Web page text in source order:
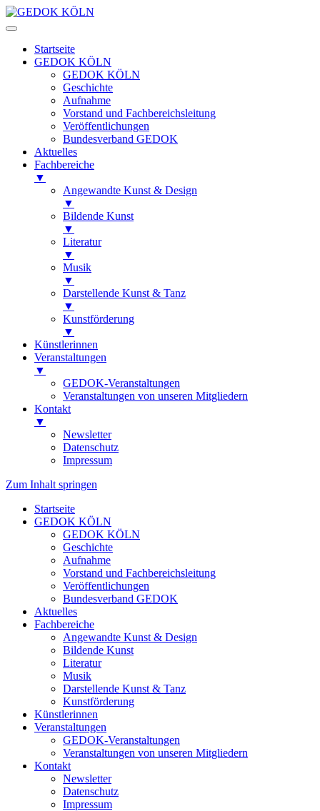
Startseite
GEDOK KÖLN
GEDOK KÖLN
Geschichte
Aufnahme
Vorstand und Fachbereichsleitung
Veröffentlichungen
Bundesverband GEDOK
Aktuelles
Fachbereiche
▼
Angewandte Kunst & Design
▼
Bildende Kunst
▼
Literatur
▼
Musik
▼
Darstellende Kunst & Tanz
▼
Kunstförderung
▼
Künstlerinnen
Veranstaltungen
▼
GEDOK-Veranstaltungen
Veranstaltungen von unseren Mitgliedern
Kontakt
▼
Newsletter
Datenschutz
Impressum
Zum Inhalt springen
Startseite
GEDOK KÖLN
GEDOK KÖLN
Geschichte
Aufnahme
Vorstand und Fachbereichsleitung
Veröffentlichungen
Bundesverband GEDOK
Aktuelles
Fachbereiche
Angewandte Kunst & Design
Bildende Kunst
Literatur
Musik
Darstellende Kunst & Tanz
Kunstförderung
Künstlerinnen
Veranstaltungen
GEDOK-Veranstaltungen
Veranstaltungen von unseren Mitgliedern
Kontakt
Newsletter
Datenschutz
Impressum